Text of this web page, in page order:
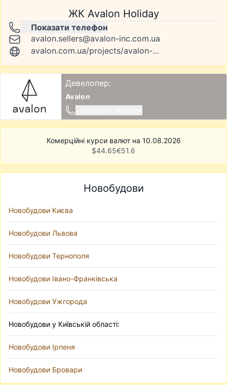
ЖК Avalon Holiday
Показати телефон
avalon.sellers@avalon-inc.com.ua
avalon.com.ua/projects/avalon-holiday
Девелопер:
Avalon
Комерційні курси валют на 10.08.2026
$44.65€51.6
Новобудови
Новобудови Києва
Новобудови Львова
Новобудови Тернополя
Новобудови Івано-Франківська
Новобудови Ужгорода
Новобудови у Київській області:
Новобудови Ірпеня
Новобудови Бровари